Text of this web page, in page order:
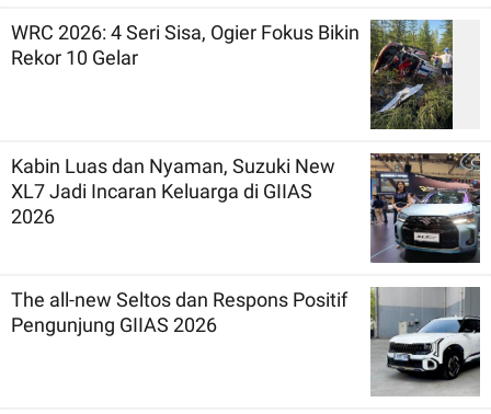
WRC 2026: 4 Seri Sisa, Ogier Fokus Bikin
Rekor 10 Gelar
Kabin Luas dan Nyaman, Suzuki New
XL7 Jadi Incaran Keluarga di GIIAS
2026
The all-new Seltos dan Respons Positif
Pengunjung GIIAS 2026